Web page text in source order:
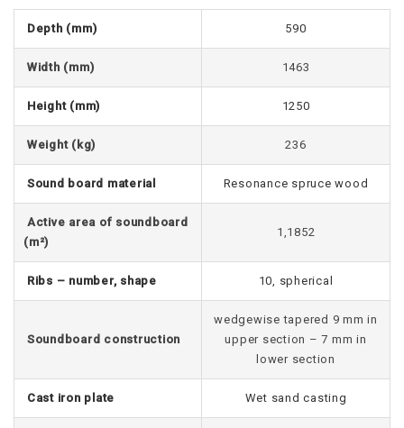
Depth (mm) 590
Width (mm) 1463
Height (mm) 1250
Weight (kg) 236
Sound board material Resonance spruce wood
Active area of soundboard
(m²)
1,1852
Ribs – number, shape 10, spherical
Soundboard construction
wedgewise tapered 9 mm in
upper section – 7 mm in
lower section
Cast iron plate Wet sand casting